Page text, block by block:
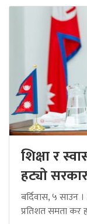
शिक्षा र
हट्यो
बर्दिवास, ५ साउन
प्रतिशत समता कर